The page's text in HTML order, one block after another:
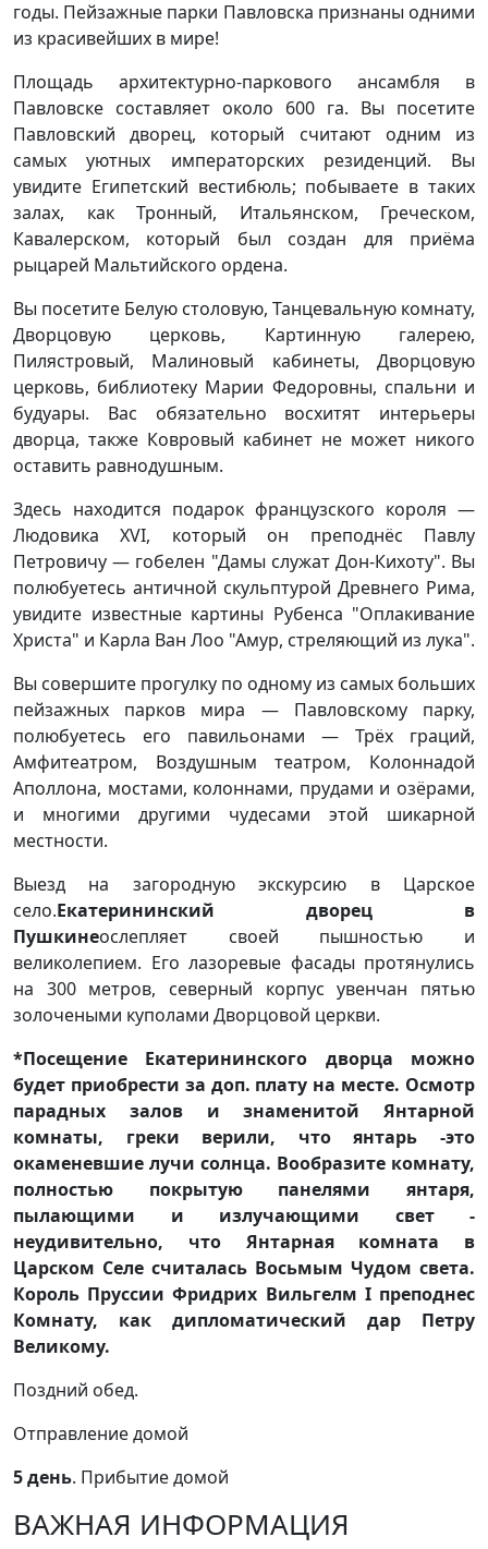
годы. Пейзажные парки Павловска признаны одними
из красивейших в мире!
Площадь архитектурно-паркового ансамбля в
Павловске составляет около 600 га. Вы посетите
Павловский дворец, который считают одним из
самых уютных императорских резиденций. Вы
увидите Египетский вестибюль; побываете в таких
залах, как Тронный, Итальянском, Греческом,
Кавалерском, который был создан для приёма
рыцарей Мальтийского ордена.
Вы посетите Белую столовую, Танцевальную комнату,
Дворцовую церковь, Картинную галерею,
Пилястровый, Малиновый кабинеты, Дворцовую
церковь, библиотеку Марии Федоровны, спальни и
будуары. Вас обязательно восхитят интерьеры
дворца, также Ковровый кабинет не может никого
оставить равнодушным.
Здесь находится подарок французского короля —
Людовика XVI, который он преподнёс Павлу
Петровичу — гобелен "Дамы служат Дон-Кихоту". Вы
полюбуетесь античной скульптурой Древнего Рима,
увидите известные картины Рубенса "Оплакивание
Христа" и Карла Ван Лоо "Амур, стреляющий из лука".
Вы совершите прогулку по одному из самых больших
пейзажных парков мира — Павловскому парку,
полюбуетесь его павильонами — Трёх граций,
Амфитеатром, Воздушным театром, Колоннадой
Аполлона, мостами, колоннами, прудами и озёрами,
и многими другими чудесами этой шикарной
местности.
Выезд на загородную экскурсию в Царское
село.Екатерининский дворец в
Пушкинеослепляет своей пышностью и
великолепием. Его лазоревые фасады протянулись
на 300 метров, северный корпус увенчан пятью
золочеными куполами Дворцовой церкви.
*Посещение Екатерининского дворца можно
будет приобрести за доп. плату на месте. Осмотр
парадных залов и знаменитой Янтарной
комнаты, греки верили, что янтарь -это
окаменевшие лучи солнца. Вообразите комнату,
полностью покрытую панелями янтаря,
пылающими и излучающими свет -
неудивительно, что Янтарная комната в
Царском Селе считалась Восьмым Чудом света.
Король Пруссии Фридрих Вильгелм I преподнес
Комнату, как дипломатический дар Петру
Великому.
Поздний обед.
Отправление домой
5 день. Прибытие домой
ВАЖНАЯ ИНФОРМАЦИЯ